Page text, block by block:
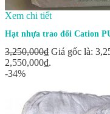
Xem chi tiết
Hạt nhựa trao đổi Cation
3,250,000₫ Giá gốc là:
2,550,000₫.
-34%